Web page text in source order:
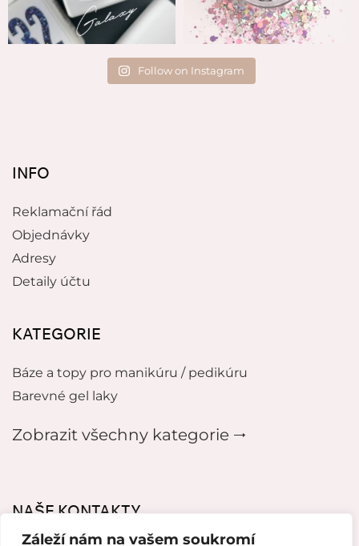
Záleží nám na vašem soukromí
Follow on Instagram
INFO
Reklamační řád
Objednávky
Adresy
Detaily účtu
KATEGORIE
Báze a topy pro manikúru / pedikúru
Barevné gel laky
Zobrazit všechny kategorie 🠂
NAŠE KONTAKTY